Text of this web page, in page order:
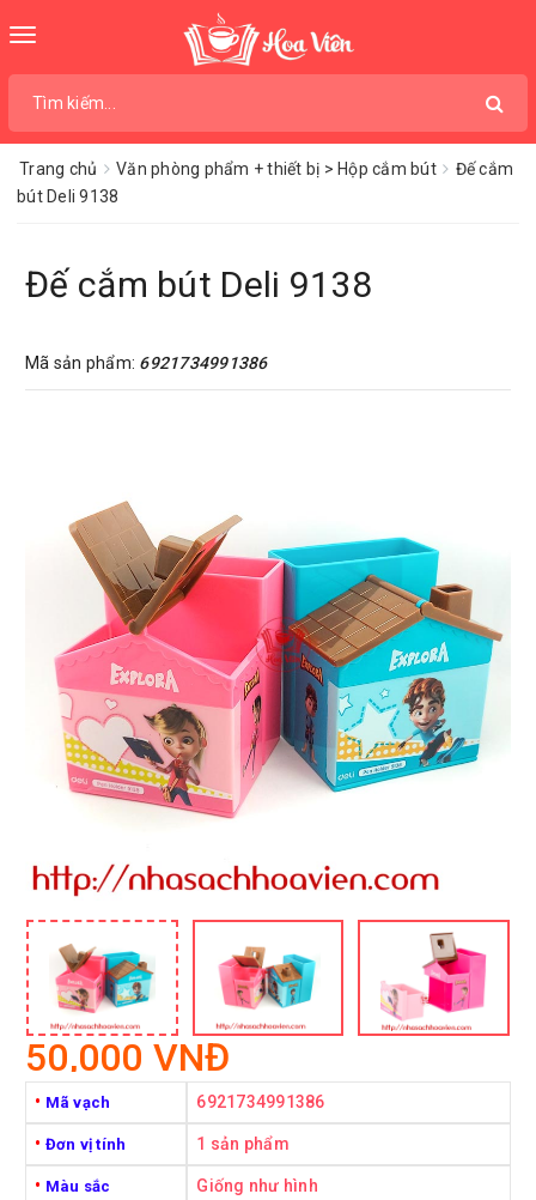
Toggle
Trang chủ Văn phòng phẩm + thiết bị > Hộp cắm bút
Đế cắm
bút Deli 9138
Đế cắm bút Deli 9138
Mã sản phẩm: 6921734991386
50,000 VNĐ
• Mã vạch 6921734991386
• Đơn vị tính 1 sản phẩm
• Màu sắc Giống như hình